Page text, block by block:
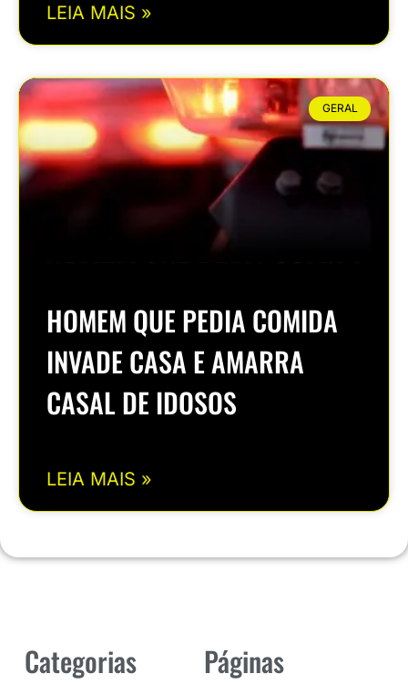
LEIA MAIS »
GERAL
HOMEM QUE PEDIA COMIDA
INVADE CASA E AMARRA
CASAL DE IDOSOS
LEIA MAIS »
Categorias Páginas